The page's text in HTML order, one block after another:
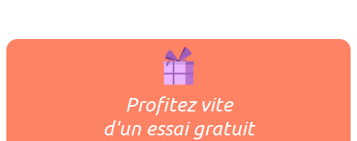
Profitez vite
d'un essai gratuit